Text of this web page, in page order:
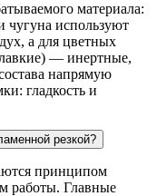
материала:
чугуна используют
а для цветных
— инертные,
напрямую
гладкость и
резкой?
принципом
работы. Главные